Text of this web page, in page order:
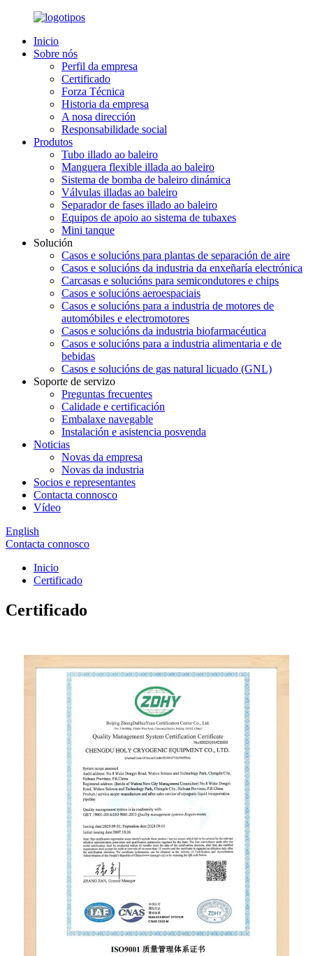
Inicio
Sobre nós
Perfil da empresa
Certificado
Forza Técnica
Historia da empresa
A nosa dirección
Responsabilidade social
Produtos
Tubo illado ao baleiro
Manguera flexible illada ao baleiro
Sistema de bomba de baleiro dinámica
Válvulas illadas ao baleiro
Separador de fases illado ao baleiro
Equipos de apoio ao sistema de tubaxes
Mini tanque
Solución
Casos e solucións para plantas de separación de aire
Casos e solucións da industria da enxeñaría electrónica
Carcasas e solucións para semicondutores e chips
Casos e solucións aeroespaciais
Casos e solucións para a industria de motores de
automóbiles e electromotores
Casos e solucións da industria biofarmacéutica
Casos e solucións para a industria alimentaria e de
bebidas
Casos e solucións de gas natural licuado (GNL)
Soporte de servizo
Preguntas frecuentes
Calidade e certificación
Embalaxe navegable
Instalación e asistencia posvenda
Noticias
Novas da empresa
Novas da industria
Socios e representantes
Contacta connosco
Vídeo
English
Contacta connosco
Inicio
Certificado
Certificado